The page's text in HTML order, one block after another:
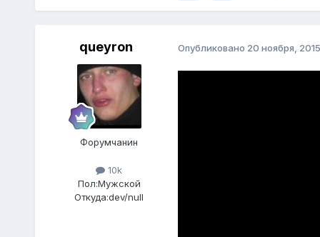
queyron
Форумчанин
10k
Пол:Мужской
Откуда:dev/null
Опубликовано 20 ноября, 2015